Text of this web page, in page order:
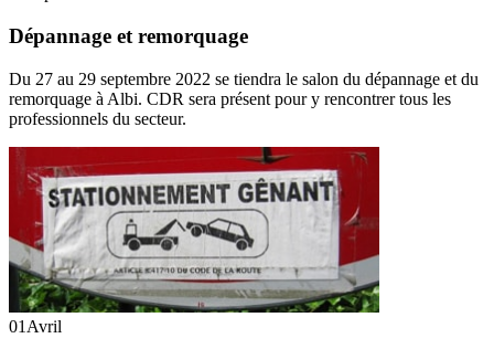
Dépannage et remorquage
Du 27 au 29 septembre 2022 se tiendra le salon du dépannage et du
remorquage à Albi. CDR sera présent pour y rencontrer tous les
professionnels du secteur.
01 Avril